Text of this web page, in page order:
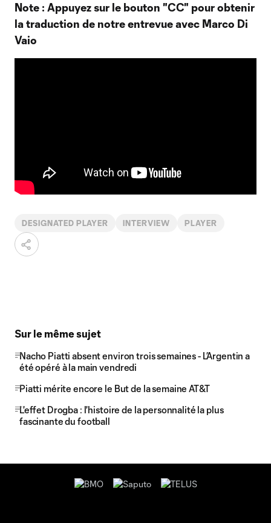
Note : Appuyez sur le bouton "CC" pour obtenir
la traduction de notre entrevue avec Marco Di
Vaio
DESIGNATED PLAYER INTERVIEW PLAYER
Sur le même sujet
Nacho Piatti absent environ trois semaines - L’Argentin a
été opéré à la main vendredi
Piatti mérite encore le But de la semaine AT&T
L'effet Drogba : l'histoire de la personnalité la plus
fascinante du football